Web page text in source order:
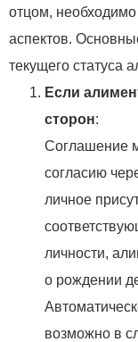
отцом, необходимо
аспектов.
текущего статуса
Если
сторон:
Соглашение
согласию
личное
личности,
о рождении
возможно в